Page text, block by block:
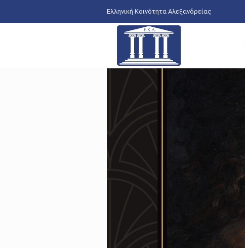
Ελληνική Κοινότητα Αλεξανδρείας